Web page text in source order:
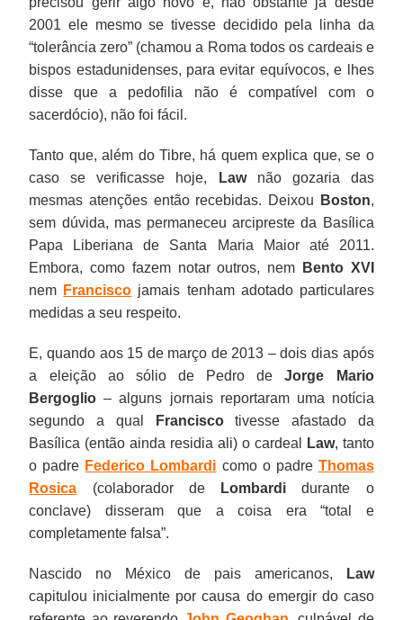
2001 ele mesmo se tivesse decidido pela linha da
“tolerância zero” (chamou a Roma todos os cardeais e
bispos estadunidenses, para evitar equívocos, e lhes
disse que a pedofilia não é compatível com o
sacerdócio), não foi fácil.
Tanto que, além do Tibre, há quem explica que, se o
caso se verificasse hoje, Lawnão gozaria das
mesmas atenções então recebidas. Deixou
Boston,
sem dúvida, mas permaneceu arcipreste da Basílica
Papa Liberiana de Santa Maria Maior até 2011.
Embora, como fazem notar outros, nem
Bento XVI
nem Francisco jamais tenham adotado particulares
medidas a seu respeito.
E, quando aos 15 de março de 2013 – dois dias após
a eleição ao sólio de Pedro deJorge Mario
Bergoglio – alguns jornais reportaram uma notícia
segundo a qual
Franciscotivesse afastado da
Basílica (então ainda residia ali) o cardeal
Law, tanto
o padre Federico Lombardi como o padre Thomas
Rosica (colaborador de Lombardi durante o
conclave) disseram que a coisa era “total e
completamente falsa”.
Nascido no México de pais americanos, Law
capitulou inicialmente por causa do emergir do caso